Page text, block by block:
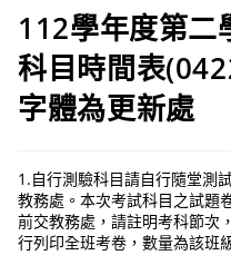
112學年度第二
科目時間表
字體為更新處
1.自行測驗科目請自行隨堂測
教務處。本次考試科目之試題
前交教務處，請註明考科節次
行列印全班考卷，數量為該班